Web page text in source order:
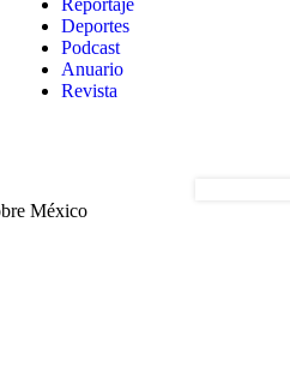
Deportes
Podcast
Anuario
Revista
México